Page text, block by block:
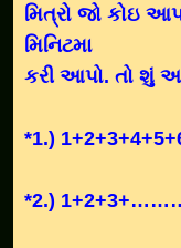
મિત્રો જો કોઇ
મિનિટમા
કરી આપો. તો શું
*1.)
*2.)